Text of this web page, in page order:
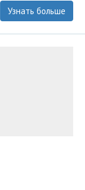
Узнать больше